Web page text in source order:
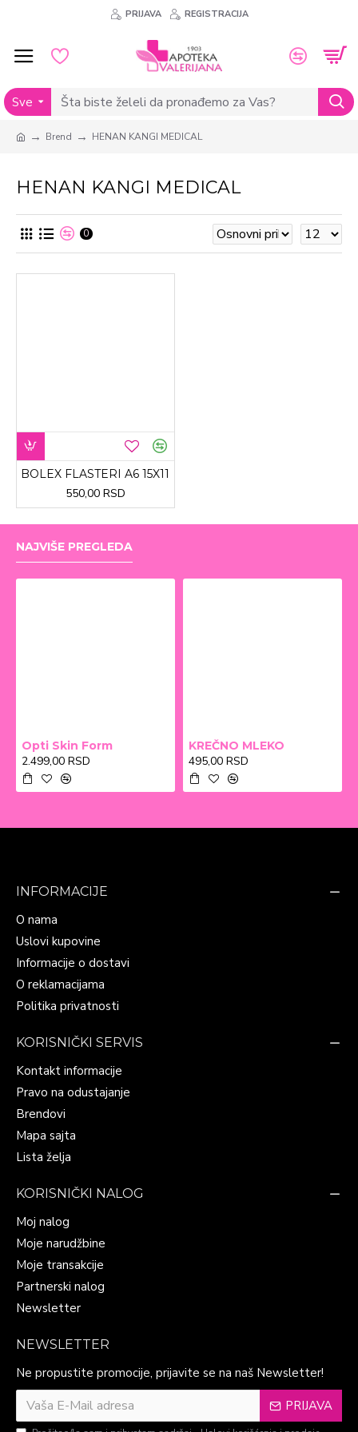
PRIJAVA REGISTRACIJA
Sve
Brend HENAN KANGI MEDICAL
HENAN KANGI MEDICAL
0
BOLEX FLASTERI A6 15X11
550,00 RSD
NAJVIŠE PREGLEDA
Opti Skin Form
2.499,00 RSD
KREČNO MLEKO
495,00 RSD
INFORMACIJE
O nama
Uslovi kupovine
Informacije o dostavi
O reklamacijama
Politika privatnosti
KORISNIČKI SERVIS
Kontakt informacije
Pravo na odustajanje
Brendovi
Mapa sajta
Lista želja
KORISNIČKI NALOG
Moj nalog
Moje narudžbine
Moje transakcije
Partnerski nalog
Newsletter
NEWSLETTER
Ne propustite promocije, prijavite se na naš Newsletter!
PRIJAVA